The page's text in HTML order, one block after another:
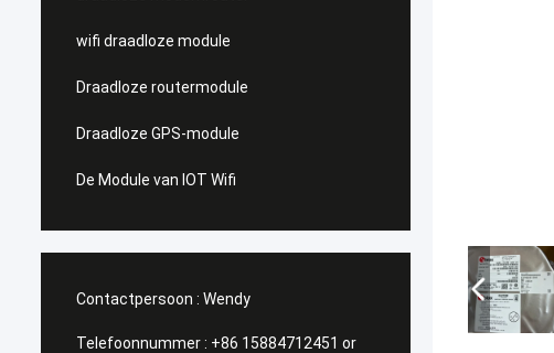
wifi draadloze module
Draadloze routermodule
Draadloze GPS-module
De Module van IOT Wifi
Contactpersoon : Wendy
Telefoonnummer : +86 15884712451 or